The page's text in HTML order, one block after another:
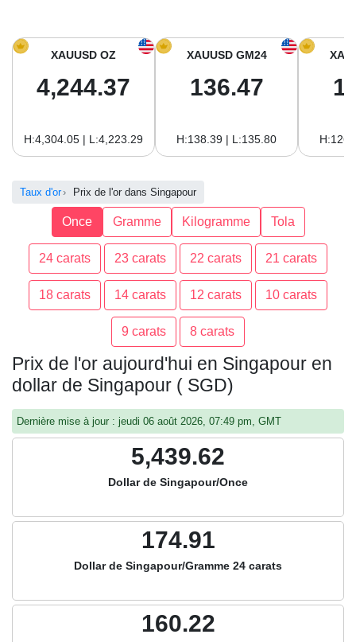
Prix de l’or aujourd’hui en Amérique du Sud
XAUUSD OZ
4,244.37
H:4,304.05 | L:4,223.29
XAUUSD GM24
136.47
H:138.39 | L:135.80
Taux d'or Prix de l'or dans Singapour
Once Gramme Kilogramme Tola
24 carats 23 carats 22 carats 21 carats
18 carats 14 carats 12 carats 10 carats
9 carats 8 carats
Prix de l'or aujourd'hui en Singapour en
dollar de Singapour ( SGD)
Dernière mise à jour : jeudi 06 août 2026, 07:49 pm, GMT
5,439.62
Dollar de Singapour/Once
174.91
Dollar de Singapour/Gramme 24 carats
160.22